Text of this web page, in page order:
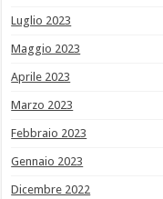
Luglio 2023
Maggio 2023
Aprile 2023
Marzo 2023
Febbraio 2023
Gennaio 2023
Dicembre 2022